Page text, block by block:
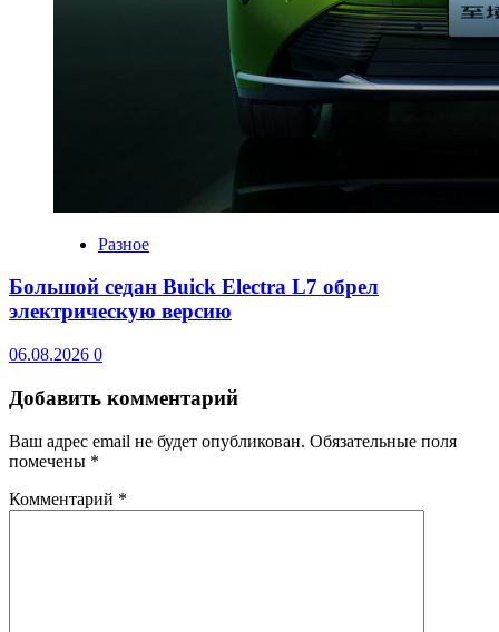
Разное
Большой седан Buick Electra L7 обрел
электрическую версию
06.08.2026 0
Добавить комментарий
Ваш адрес email не будет опубликован. Обязательные поля
помечены *
Комментарий *